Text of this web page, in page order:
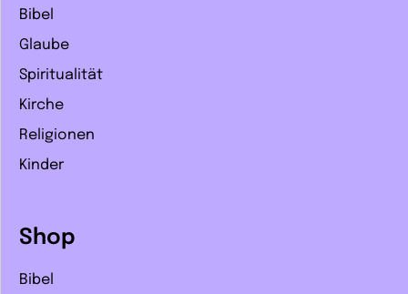
Bibel
Glaube
Spiritualität
Kirche
Religionen
Kinder
Shop
Bibel